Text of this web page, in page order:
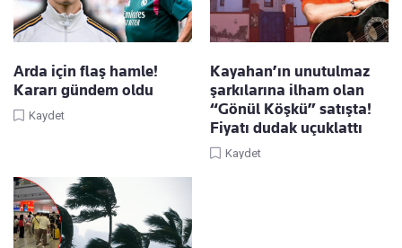
Arda için flaş hamle!
Kararı gündem oldu
Kaydet
Kayahan’ın unutulmaz
şarkılarına ilham olan
“Gönül Köşkü” satışta!
Fiyatı dudak uçuklattı
Kaydet